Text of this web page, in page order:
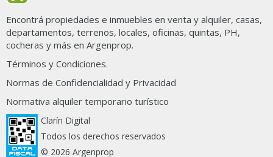
63 propiedades en La Otilia
Encontrá propiedades e inmuebles en venta y alquiler, casas,
departamentos, terrenos, locales, oficinas, quintas, PH,
cocheras y más en Argenprop.
Términos y Condiciones.
Normas de Confidencialidad y Privacidad
Normativa alquiler temporario turístico
Clarín Digital
Todos los derechos reservados
© 2026 Argenprop